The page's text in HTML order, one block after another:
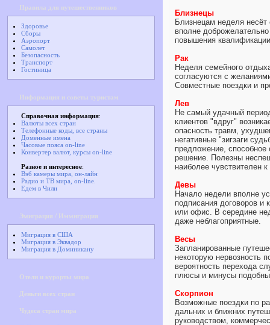
Правила для путешественников
Здоровье
Сборы
Аэропорт
Самолет
Безопасность
Транспорт
Гостиница
Информация и советы туристам
Справочная информация:
Валюты всех стран
Телефонные коды, все страны
Доменные имена
Часовые пояса on-line
Конвертер валют, курсы on-line
Разное и интересное:
Вэб камеры мира, он-лайн
Радио и ТВ мира, on-line.
Едем в Чили
Эмиграция / Иммиграция
Миграция в США
Миграция в Эквадор
Миграция в Доминикану
Отели и курорты мира
Деньги всех стран
Чудеса стран мира
Близнецы
Близнецам неделя
вполне
повышения
Рак
Неделя семейного
согласуются с
Совместные поездки и
Лев
Не самый удачный
клиентов "вдруг"
опасность травм,
негативные "зигзаги
предложение,
решение. Полезны
наиболее чувствителен
Девы
Начало недели вполне
подписания договоров и
или офис. В середине
даже неблагоприятные.
Весы
Запланированные
некоторую нервозность
вероятность перехода
плюсы и минусы
Скорпион
Возможные поездки по
дальних и ближних
руководством,